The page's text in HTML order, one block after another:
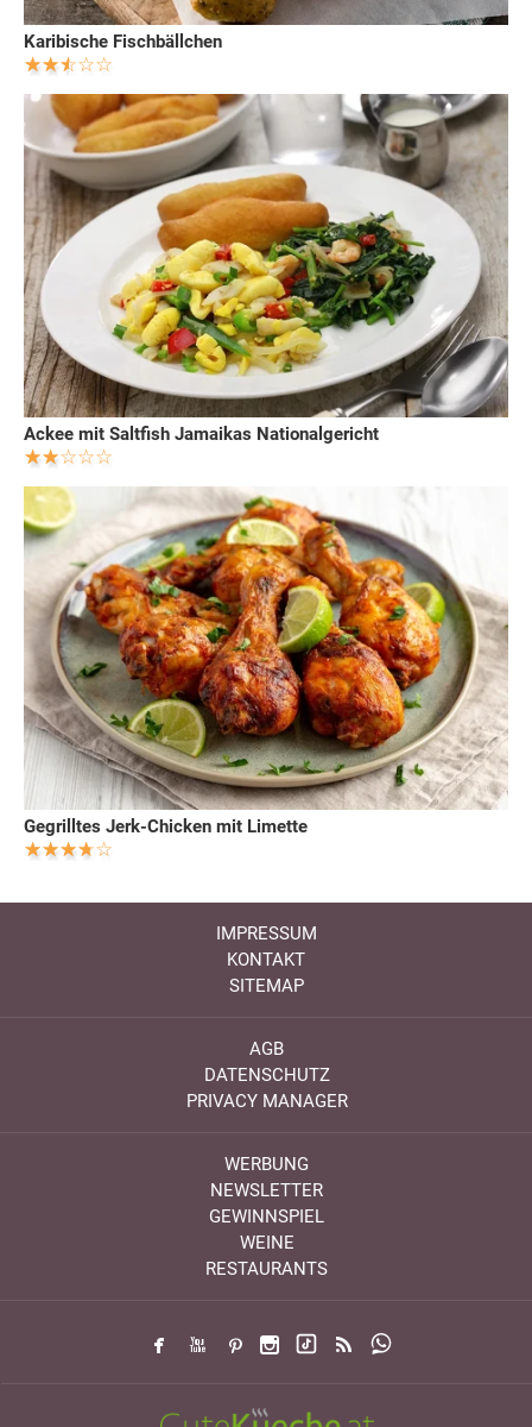
Karibische Fischbällchen
Ackee mit Saltfish Jamaikas Nationalgericht
Gegrilltes Jerk-Chicken mit Limette
IMPRESSUM
KONTAKT
SITEMAP
AGB
DATENSCHUTZ
PRIVACY MANAGER
WERBUNG
NEWSLETTER
GEWINNSPIEL
WEINE
RESTAURANTS